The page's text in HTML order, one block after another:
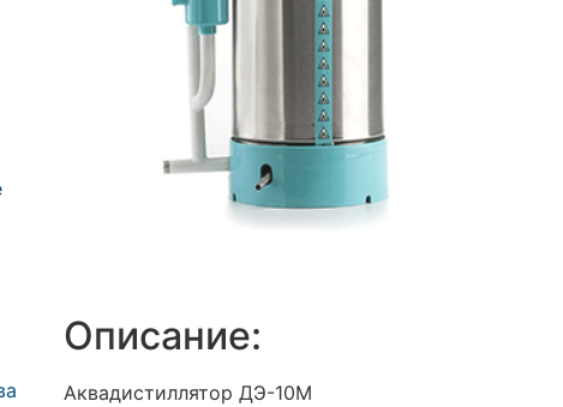
Описание:
Аквадистиллятор ДЭ-10М